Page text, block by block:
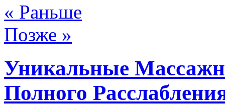
« Раньше
Позже »
Уникальные
Полного